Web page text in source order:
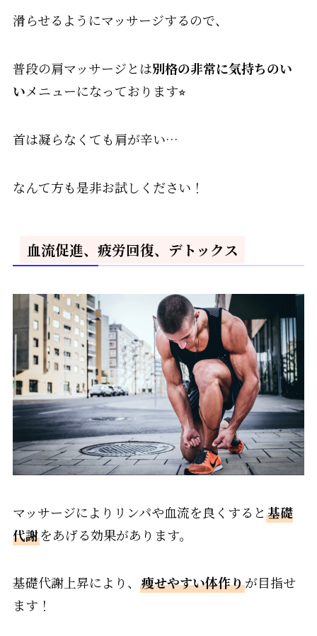
滑らせるようにマッサージするので、
普段の肩マッサージとは別格の非常に気持ちのい
いメニューになっております⭐︎
首は凝らなくても肩が辛い…
なんて方も是非お試しください！
血流促進、疲労回復、デトックス
マッサージによりリンパや血流を良くすると 基礎
代謝をあげる効果があります。
基礎代謝上昇により、 痩せやすい体作りが目指せ
ます！